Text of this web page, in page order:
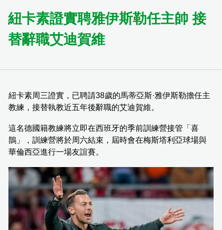
紐卡素證實聘雅伊斯勒任主帥 接
替辭職艾迪賀維
紐卡素周三證實，已聘請38歲的馬蒂亞斯·雅伊斯勒擔任主
教練，接替執教近五年後辭職的艾迪賀維。
這名德國籍教練將立即在西班牙的季前訓練營接管「喜
鵲」，訓練營將於周六結束，屆時會在梅斯塔利亞球場與
華倫西亞進行一場友誼賽。